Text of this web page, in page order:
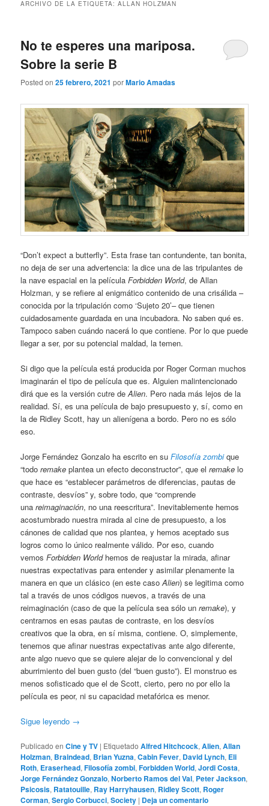
ARCHIVO DE LA ETIQUETA:ALLAN HOLZMAN
No te esperes una mariposa.
Sobre la serie B
Posted on25 febrero, 2021 porMario Amadas
“Don’t expect a butterfly”. Esta frase tan contundente, tan bonita,
no deja de ser una advertencia: la dice una de las tripulantes de
la nave espacial en la películaForbidden World, de Allan
Holzman, y se refiere al enigmático contenido de una crisálida –
conocida por la tripulación como ‘Sujeto 20’– que tienen
cuidadosamente guardada en una incubadora. No saben qué es.
Tampoco saben cuándo nacerá lo que contiene. Por lo que puede
llegar a ser, por su potencial maldad, la temen.
Si digo que la película está producida por Roger Corman muchos
imaginarán el tipo de película que es. Alguien malintencionado
dirá que es la versión cutre deAlien. Pero nada más lejos de la
realidad. Sí, es una película de bajo presupuesto y, sí, como en
la de Ridley Scott, hay un alienígena a bordo. Pero no es sólo
eso.
Jorge Fernández Gonzalo ha escrito en suFilosofía zombi que
“todoremake plantea un efecto deconstructor”, que elremake lo
que hace es “establecer parámetros de diferencias, pautas de
contraste, desvíos” y, sobre todo, que “comprende
unareimaginación, no una reescritura”. Inevitablemente hemos
acostumbrado nuestra mirada al cine de presupuesto, a los
cánones de calidad que nos plantea, y hemos aceptado sus
logros como lo único realmente válido. Por eso, cuando
vemosForbidden Worldhemos de reajustar la mirada, afinar
nuestras expectativas para entender y asimilar plenamente la
manera en que un clásico (en este casoAlien) se legitima como
tal a través de unos códigos nuevos, a través de una
reimaginación (caso de que la película sea sólo unremake), y
centrarnos en esas pautas de contraste, en los desvíos
creativos que la obra, en sí misma, contiene. O, simplemente,
tenemos que afinar nuestras expectativas ante algo diferente,
ante algo nuevo que se quiere alejar de lo convencional y del
aburrimiento del buen gusto (del “buen gusto”). El monstruo es
menos sofisticado que el de Scott, cierto, pero no por ello la
película es peor, ni su capacidad metafórica es menor.
Sigue leyendo →
Publicado en Cine y TV | Etiquetado Alfred Hitchcock,Alien,Allan
Holzman, Braindead, Brian Yuzna,Cabin Fever, David Lynch, Eli
Roth, Eraserhead,Filosofía zombi,Forbidden World,Jordi Costa,
Jorge Fernández Gonzalo,Norberto Ramos del Val, Peter Jackson,
Psicosis, Ratatouille, Ray Harryhausen, Ridley Scott, Roger
Corman,Sergio Corbucci,Society | Deja un comentario